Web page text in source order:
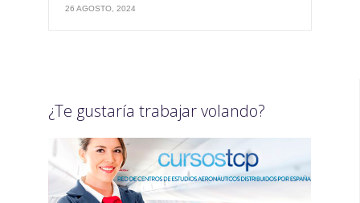
26 AGOSTO, 2024
¿Te gustaría trabajar volando?